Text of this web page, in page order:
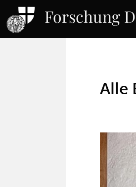
Forschung
Alle